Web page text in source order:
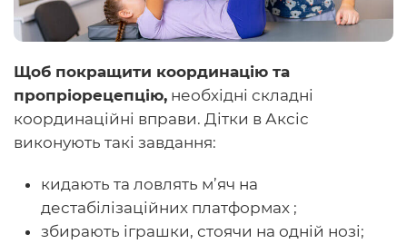
Щоб покращити координацію та
пропріорецепцію, необхідні складні
координаційні вправи. Дітки в Аксіс
виконують такі завдання:
кидають та ловлять м’яч на
дестабілізаційних платформах ;
збирають іграшки, стоячи на одній нозі;